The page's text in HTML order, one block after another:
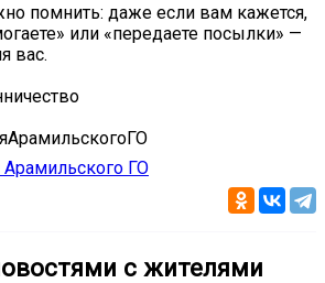
помнить: даже если вам кажется,
или «передаете посылки» —
вас.
Арамильского ГО
с жителями